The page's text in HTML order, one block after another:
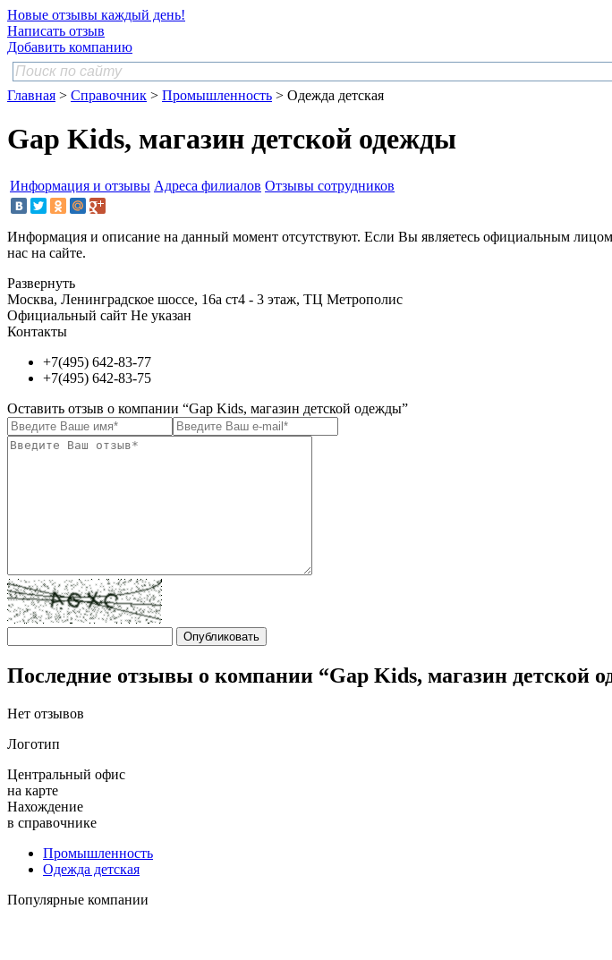
Новые отзывы каждый день!
Написать отзыв
Добавить компанию
Главная > Справочник > Промышленность > Одежда детская
Gap Kids, магазин детской одежды
Информация и отзывы Адреса филиалов Отзывы сотрудников
Информация и описание на данный момент отсутствуют. Если Вы являетесь официальным
нас на сайте.
Развернуть
Москва, Ленинградское шоссе, 16а ст4 - 3 этаж, ТЦ Метрополис
Официальный сайт Не указан
Контакты
+7(495) 642-83-77
+7(495) 642-83-75
Оставить отзыв о компании “Gap Kids, магазин детской одежды”
Последние отзывы о компании “Gap Kids, магазин детской
Нет отзывов
Логотип
Центральный офис
на карте
Нахождение
в справочнике
Промышленность
Одежда детская
Популярные компании